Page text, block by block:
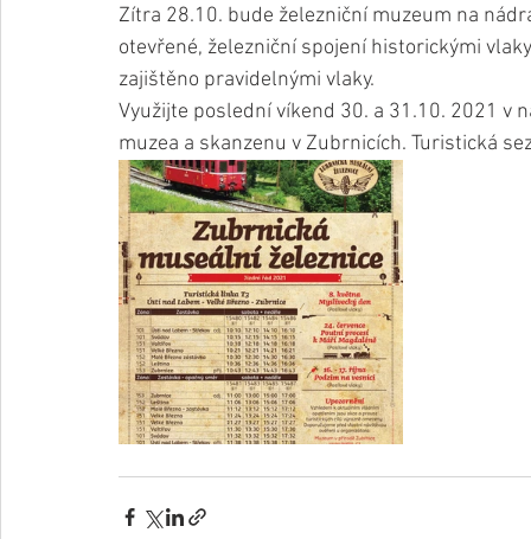
Zítra 28.10. bude železniční muzeum na
otevřené, železniční spojení historickými
zajištěno pravidelnými vlaky.
Využijte poslední víkend 30. a 31.10. 2021 v
muzea a skanzenu v Zubrnicích. Turistická